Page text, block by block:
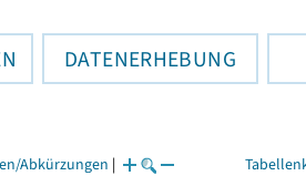
DATENERHEBUNG
Abkürzungen |